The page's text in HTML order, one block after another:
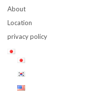
About
Location
privacy policy